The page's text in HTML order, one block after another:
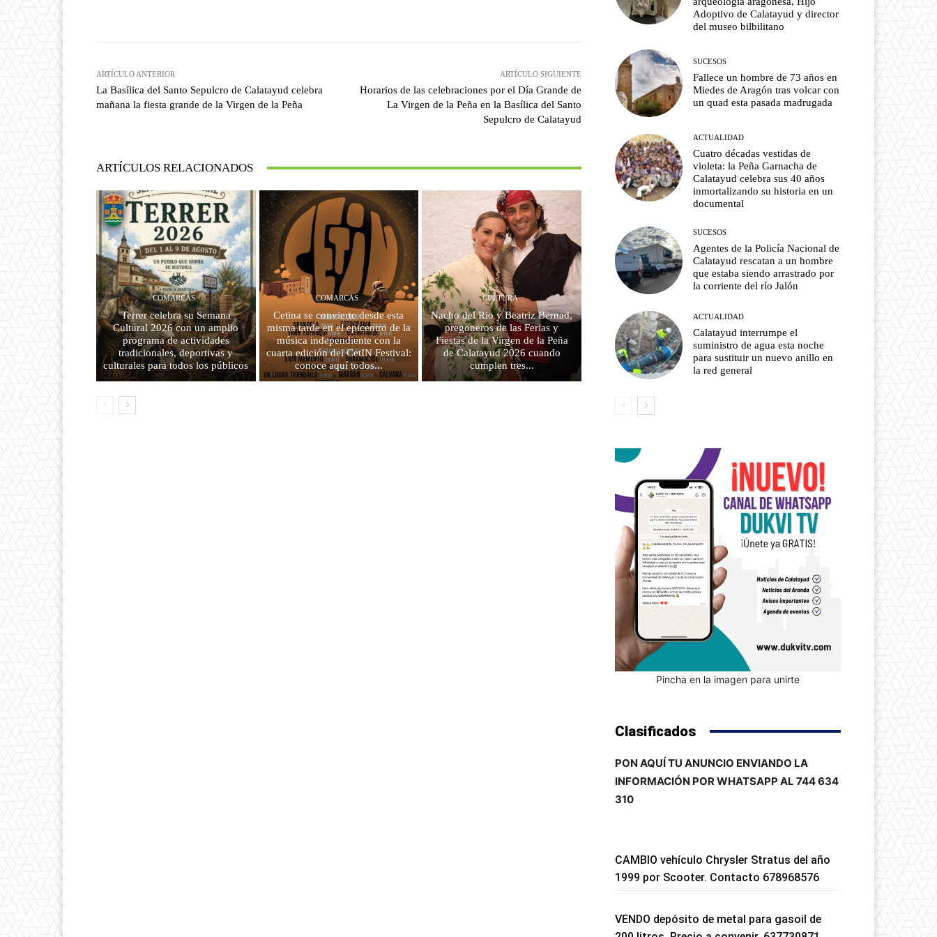
ARTÍCULO ANTERIOR
La Basílica del Santo Sepulcro de Calatayud celebra
mañana la fiesta grande de la Virgen de la Peña
ARTÍCULO SIGUIENTE
Horarios de las celebraciones por el Día Grande de
La Virgen de la Peña en la Basílica del Santo
Sepulcro de Calatayud
ARTÍCULOS RELACIONADOS
COMARCAS
Terrer celebra su Semana
Cultural 2026 con un amplio
programa de actividades
tradicionales, deportivas y
culturales para todos los públicos
COMARCAS
Cetina se convierte desde esta
misma tarde en el epicentro de la
música independiente con la
cuarta edición del CetIN Festival:
conoce aquí todos...
CULTURA
Nacho del Rio y Beatriz Bernad,
pregoneros de las Ferias y
Fiestas de la Virgen de la Peña
de Calatayud 2026 cuando
cumplen tres...
Adoptivo de Calatayud y director
del museo bilbilitano
SUCESOS
Fallece un hombre de 73 años en
Miedes de Aragón tras volcar con
un quad esta pasada madrugada
ACTUALIDAD
Cuatro décadas vestidas de
violeta: la Peña Garnacha de
Calatayud celebra sus 40 años
inmortalizando su historia en un
documental
SUCESOS
Agentes de la Policía Nacional de
Calatayud rescatan a un hombre
que estaba siendo arrastrado por
la corriente del río Jalón
ACTUALIDAD
Calatayud interrumpe el
suministro de agua esta noche
para sustituir un nuevo anillo en
la red general
Pincha en la imagen para unirte
Clasificados
PON AQUÍ TU ANUNCIO ENVIANDO LA
INFORMACIÓN POR WHATSAPP AL 744 634
310
CAMBIO vehículo Chrysler Stratus del año
1999 por Scooter. Contacto 678968576
VENDO depósito de metal para gasoil de